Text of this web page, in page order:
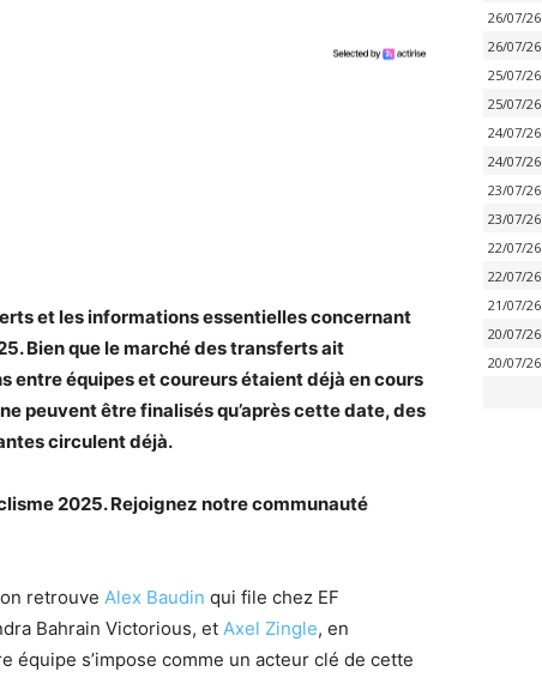
et les informations essentielles concernant
Bien que le marché des transferts ait
entre équipes et coureurs étaient déjà en cours
peuvent être finalisés qu’après cette date, des
circulent déjà.
2025. Rejoignez notre communauté
retrouve Alex Baudin qui file chez EF
Bahrain Victorious, et Axel Zingle, en
équipe s’impose comme un acteur clé de cette
26/07/26
26/07/26
25/07/26
25/07/26
24/07/26
24/07/26
23/07/26
23/07/26
22/07/26
22/07/26
21/07/26
20/07/26
20/07/26